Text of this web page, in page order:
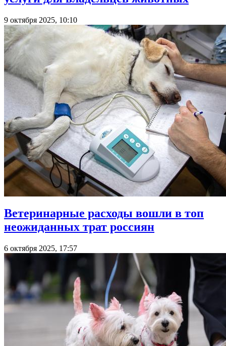
9 октября 2025, 10:10
Ветеринарные расходы вошли в топ
неожиданных трат россиян
6 октября 2025, 17:57